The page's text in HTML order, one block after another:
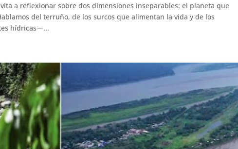
a reflexionar sobre dos dimensiones inseparables: el planeta que
del terruño, de los surcos que alimentan la vida y de los
hídricas—...